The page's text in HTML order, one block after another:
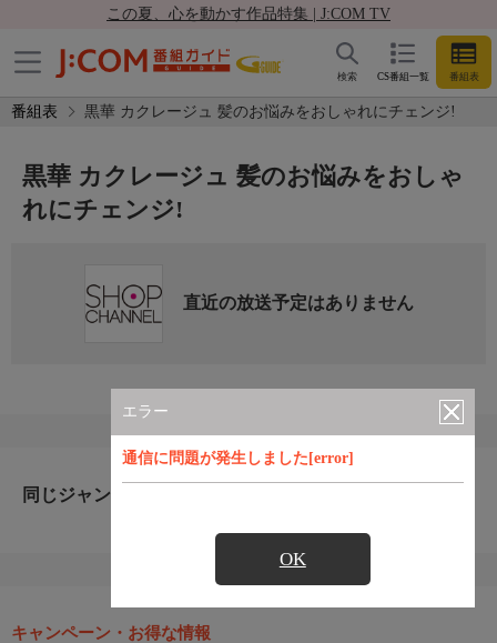
この夏、心を動かす作品特集 | J:COM TV
CS番組一覧 番組表
検索
番組表 黒華 カクレージュ 髪のお悩みをおしゃれにチェンジ!
エラー
通信に問題が発生しました[error]
OK
黒華 カクレージュ 髪のお悩みをおしゃ
れにチェンジ!
直近の放送予定はありません
同じジャンルのおすすめ番組
キャンペーン・お得な情報